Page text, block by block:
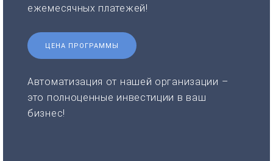
ежемесячных платежей!
ЦЕНА ПРОГРАММЫ
Автоматизация от нашей организации –
это полноценные инвестиции в ваш
бизнес!